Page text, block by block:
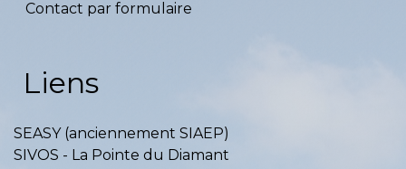
Contact par formulaire
Liens
SEASY (anciennement SIAEP)
SIVOS - La Pointe du Diamant